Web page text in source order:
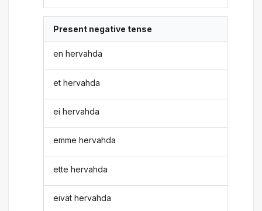
Present negative tense
en hervahda
et hervahda
ei hervahda
emme hervahda
ette hervahda
eivät hervahda